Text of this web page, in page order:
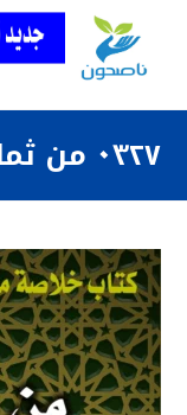
٠٣٢٧ من ثمار صدقة التطوع